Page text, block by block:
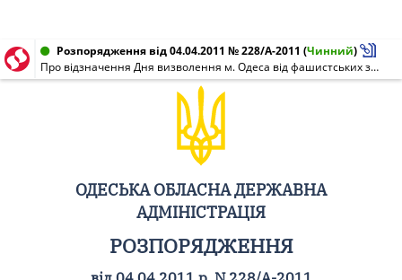
Розпорядження від 04.04.2011 № 228/А-2011 (Чинний)
Про відзначення Дня визволення м. Одеса від фашистських загарбників у Великій Вітчизняній війні 1941 - 1945 років
ОДЕСЬКА ОБЛАСНА ДЕРЖАВНА
АДМІНІСТРАЦІЯ
РОЗПОРЯДЖЕННЯ